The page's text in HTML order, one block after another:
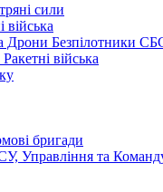
сили
війська
Дрони Безпілотники
війська
бригади
Управління та